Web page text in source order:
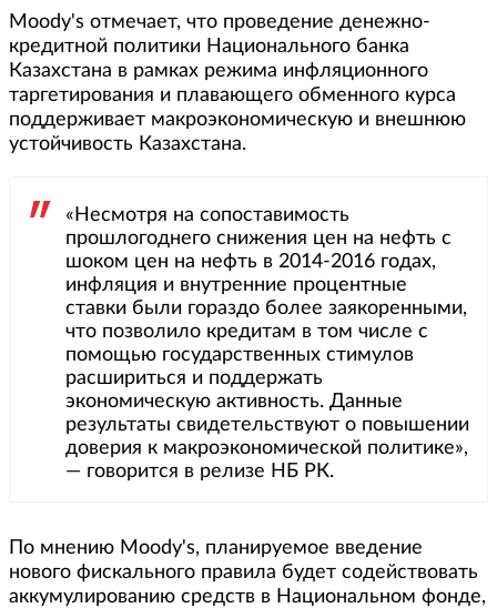
Moody's отмечает, что проведение денежно-
кредитной политики Национального банка
Казахстана в рамках режима инфляционного
таргетирования и плавающего обменного курса
поддерживает макроэкономическую и внешнюю
устойчивость Казахстана.
«Несмотря на сопоставимость
прошлогоднего снижения цен на нефть с
шоком цен на нефть в 2014-2016 годах,
инфляция и внутренние процентные
ставки были гораздо более заякоренными,
что позволило кредитам в том числе с
помощью государственных стимулов
расшириться и поддержать
экономическую активность. Данные
результаты свидетельствуют о повышении
доверия к макроэкономической политике»,
— говорится в релизе НБ РК.
По мнению Moody's, планируемое введение
нового фискального правила будет содействовать
аккумулированию средств в Национальном фонде,